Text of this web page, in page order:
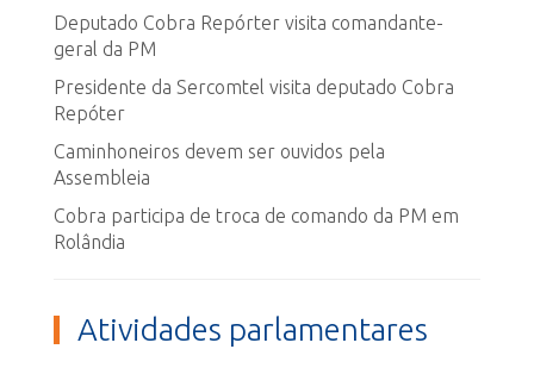
Deputado Cobra Repórter visita comandante-
geral da PM
Presidente da Sercomtel visita deputado Cobra
Repóter
Caminhoneiros devem ser ouvidos pela
Assembleia
Cobra participa de troca de comando da PM em
Rolândia
Atividades parlamentares